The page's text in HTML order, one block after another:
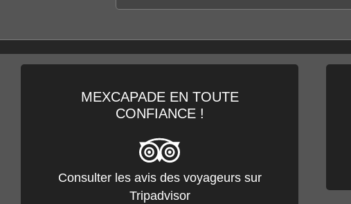
MEXCAPADE EN TOUTE
CONFIANCE !
Consulter les avis des voyageurs sur
Tripadvisor